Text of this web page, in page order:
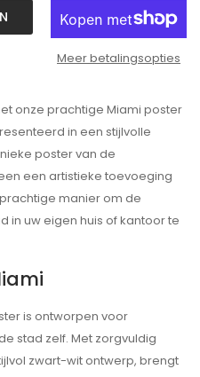
Meer betalingsopties
onze prachtige Miami poster
in een stijlvolle
poster van de
een artistieke toevoeging
manier om de
in uw eigen huis of kantoor te
is ontworpen voor
stad zelf. Met zorgvuldig
zwart-wit ontwerp, brengt